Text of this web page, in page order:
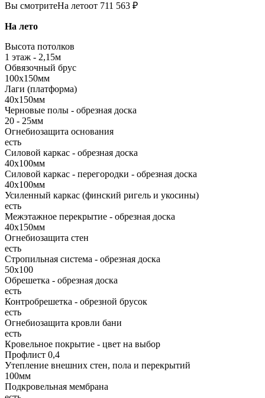
Вы смотритеНа летоот 711 563 ₽
На лето
Высота потолков
1 этаж - 2,15м
Обвязочный брус
100х150мм
Лаги (платформа)
40х150мм
Черновые полы - обрезная доска
20 - 25мм
Огнебиозащита основания
есть
Силовой каркас - обрезная доска
40х100мм
Силовой каркас - перегородки - обрезная доска
40х100мм
Усиленный каркас (финский ригель и укосины)
есть
Межэтажное перекрытие - обрезная доска
40х150мм
Огнебиозащита стен
есть
Стропильная система - обрезная доска
50х100
Обрешетка - обрезная доска
есть
Контробрешетка - обрезной брусок
есть
Огнебиозащита кровли бани
есть
Кровельное покрытие - цвет на выбор
Профлист 0,4
Утепление внешних стен, пола и перекрытий
100мм
Подкровельная мембрана